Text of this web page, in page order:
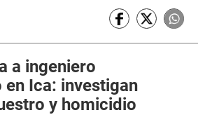
a ingeniero
Ica: investigan
y homicidio